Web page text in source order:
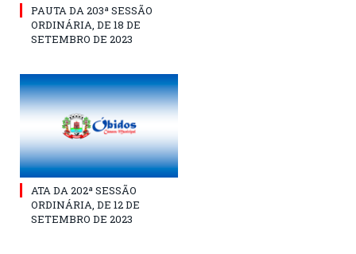
PAUTA DA 203ª SESSÃO
ORDINÁRIA, DE 18 DE
SETEMBRO DE 2023
ATA DA 202ª SESSÃO
ORDINÁRIA, DE 12 DE
SETEMBRO DE 2023